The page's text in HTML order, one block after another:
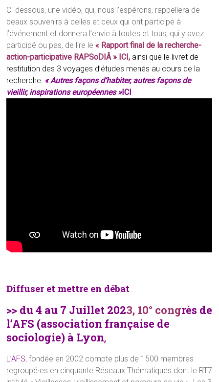
Ci-dessous, une vidéo, qui, nous l’espérons, rappellera de
beaux souvenirs à celles et ceux qui ont participé à
l’événement et donnera l’envie à toutes et tous, qui y avez
participé ou pas, de lire le « Rapport final de la recherche-
action-participative RAPSoDIÂ » ICI, ainsi que le livret de
restitution des 3 voyages d’études menés au cours de la
recherche: « Autres façons d’habiter, autres façons de
vieillir, inspirations européennes »ICI
Diffuser et mettre en débat
>> du 4 au 7 Juillet 2023, 10° congrès de
l’AFS (association française de
sociologie) à Lyon,
L’AFS, fondée en 2002 compte plus de 1500 membres
regroupé·es en cinquante Réseaux Thématiques dont le RT7